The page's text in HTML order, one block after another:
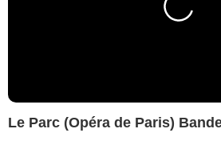
Le Parc (Opéra de Paris)